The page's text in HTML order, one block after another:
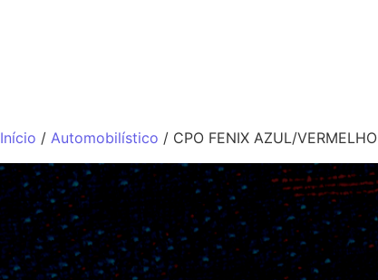
Início / Automobilístico / CPO FENIX AZUL/VERMELHO